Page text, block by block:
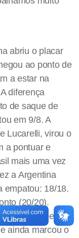
abriu o placar
ao ponto de
a estar na
diferença
de saque de
em 9/8. A
Lucarelli, virou o
a pontuar e
mais uma vez
a Argentina
empatou: 18/18.
(20/20).
Borges, Lipe
ainda marcou o